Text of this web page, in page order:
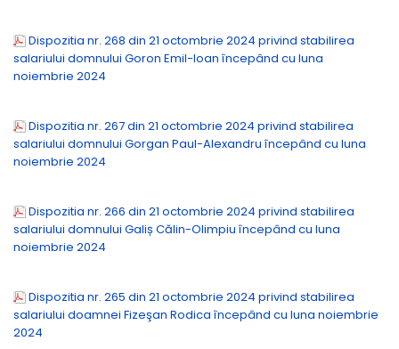
Dispozitia nr. 268 din 21 octombrie 2024 privind stabilirea
salariului domnului Goron Emil-Ioan începând cu luna
noiembrie 2024
Dispozitia nr. 267 din 21 octombrie 2024 privind stabilirea
salariului domnului Gorgan Paul-Alexandru începând cu luna
noiembrie 2024
Dispozitia nr. 266 din 21 octombrie 2024 privind stabilirea
salariului domnului Galiș Călin-Olimpiu începând cu luna
noiembrie 2024
Dispozitia nr. 265 din 21 octombrie 2024 privind stabilirea
salariului doamnei Fizeşan Rodica începând cu luna noiembrie
2024